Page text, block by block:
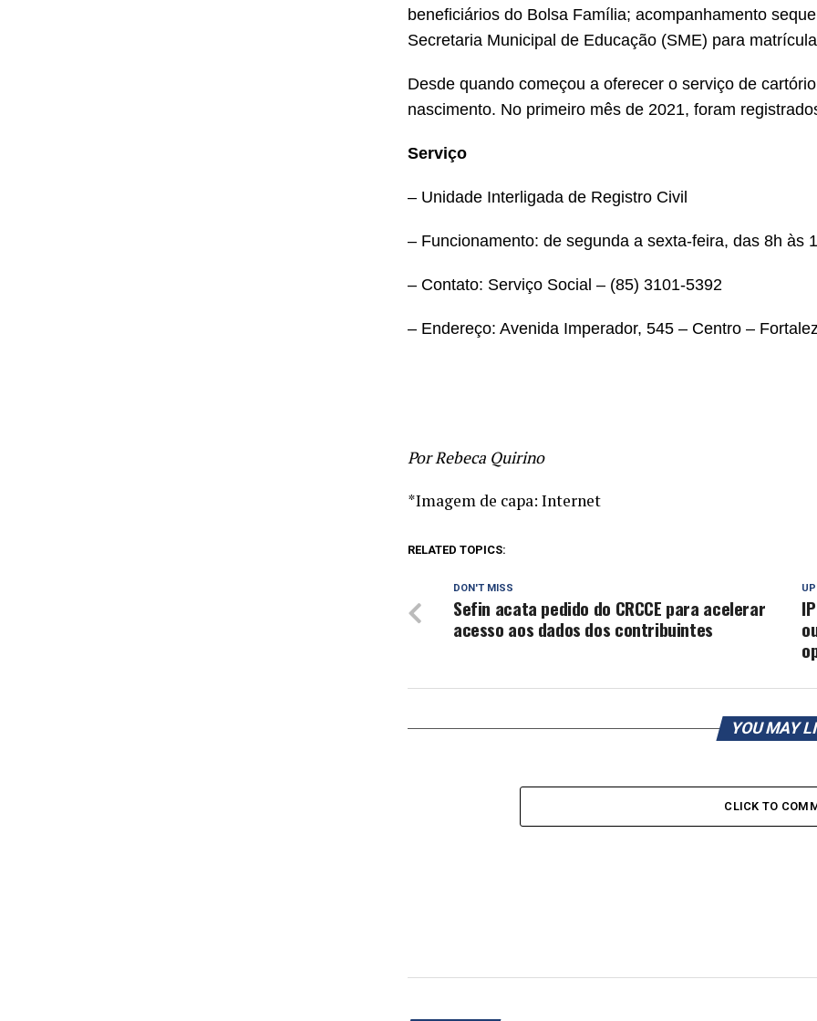
beneficiários do Bolsa Família; acompanhamento
Secretaria Municipal de Educação (SME) para
Desde quando começou a oferecer o serviço de
nascimento. No primeiro mês de 2021, foram
Serviço
– Unidade Interligada de Registro Civil
– Funcionamento: de segunda a sexta-feira, das 8h às
– Contato: Serviço Social – (85) 3101-5392
– Endereço: Avenida Imperador, 545 – Centro –
Por Rebeca Quirino
*Imagem de capa: Internet
RELATED TOPICS:
DON'T MISS
Sefin acata pedido do CRCCE para acelerar
acesso aos dados dos contribuintes
YOU MAY
CLICK TO